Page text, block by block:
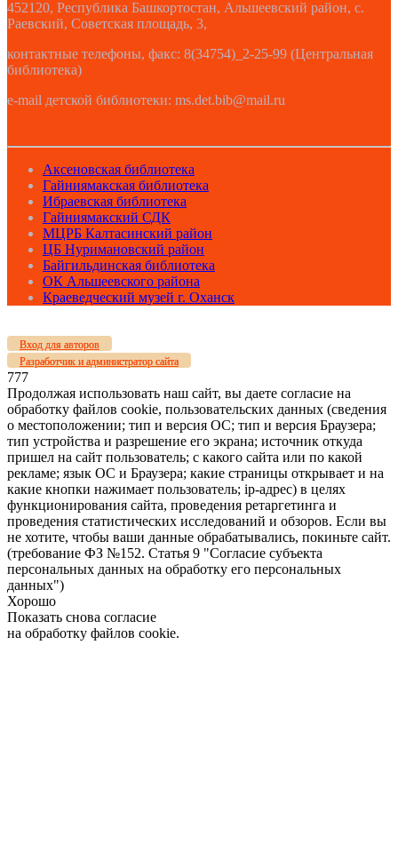
452120, Республика Башкортостан, Альшеевский район, с.
Раевский, Советская площадь, 3,
контактные телефоны, факс: 8(34754)_2-25-99 (Центральная
библиотека)
e-mail детской библиотеки: ms.det.bib@mail.ru
Аксеновская библиотека
Гайниямакская библиотека
Ибраевская библиотека
Гайниямакский СДК
МЦРБ Калтасинский район
ЦБ Нуримановский район
Байгильдинская библиотека
ОК Альшеевского района
Краеведческий музей г. Оханск
Вход для авторов
Разработчик и администратор сайта
777
Продолжая использовать наш сайт, вы даете согласие на
обработку файлов cookie, пользовательских данных (сведения
о местоположении; тип и версия ОС; тип и версия Браузера;
тип устройства и разрешение его экрана; источник откуда
пришел на сайт пользователь; с какого сайта или по какой
рекламе; язык ОС и Браузера; какие страницы открывает и на
какие кнопки нажимает пользователь; ip-адрес) в целях
функционирования сайта, проведения ретаргетинга и
проведения статистических исследований и обзоров. Если вы
не хотите, чтобы ваши данные обрабатывались, покиньте сайт.
(требование ФЗ №152. Статья 9 "Согласие субъекта
персональных данных на обработку его персональных
данных")
Хорошо
Показать снова согласие
на обработку файлов cookie.